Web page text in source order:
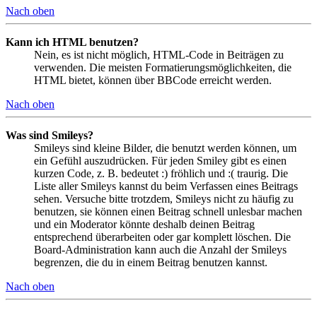
Nach oben
Kann ich HTML benutzen?
Nein, es ist nicht möglich, HTML-Code in Beiträgen zu
verwenden. Die meisten Formatierungsmöglichkeiten, die
HTML bietet, können über BBCode erreicht werden.
Nach oben
Was sind Smileys?
Smileys sind kleine Bilder, die benutzt werden können, um
ein Gefühl auszudrücken. Für jeden Smiley gibt es einen
kurzen Code, z. B. bedeutet :) fröhlich und :( traurig. Die
Liste aller Smileys kannst du beim Verfassen eines Beitrags
sehen. Versuche bitte trotzdem, Smileys nicht zu häufig zu
benutzen, sie können einen Beitrag schnell unlesbar machen
und ein Moderator könnte deshalb deinen Beitrag
entsprechend überarbeiten oder gar komplett löschen. Die
Board-Administration kann auch die Anzahl der Smileys
begrenzen, die du in einem Beitrag benutzen kannst.
Nach oben